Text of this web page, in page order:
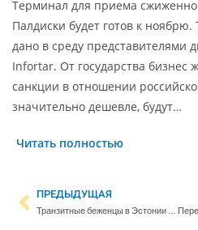
Терминал для приема
Палдиски будет готов к
дано в среду представителями
Infortar. От государства бизнес
санкции в отношении
значительно дешевле, будут…
Читать полностью
ПРЕДЫДУЩАЯ
Транзитные беженцы в Эстонии могут рассчитывать лишь на помощь волонтеров